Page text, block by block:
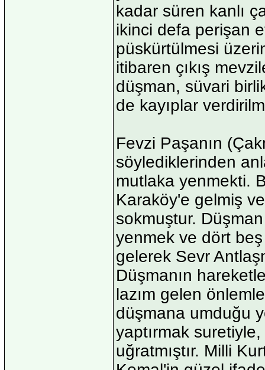
kadar süren kanlı
ikinci defa perişan
püskürtülmesi
itibaren çıkış
düşman, süvari
de kayıplar
Fevzi Paşanın
söylediklerinden
mutlaka yenmekti.
Karaköy'e gelmiş
sokmuştur.
yenmek ve dört
gelerek Sevr
Düşmanın
lazım gelen
düşmana umduğu
yaptırmak suretiyle,
uğratmıştır. Milli